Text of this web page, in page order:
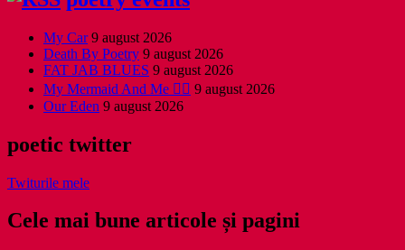
My Car 9 august 2026
Death By Poetry 9 august 2026
FAT JAB BLUES 9 august 2026
My Mermaid And Me 🧜‍♀️ 9 august 2026
Our Eden 9 august 2026
poetic twitter
Twiturile mele
Cele mai bune articole și pagini